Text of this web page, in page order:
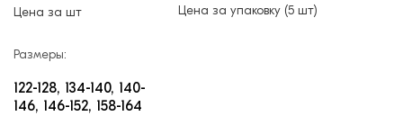
Цена за шт Цена за упаковку (5 шт)
Размеры:
122-128 134-140 140-
146 146-152 158-164